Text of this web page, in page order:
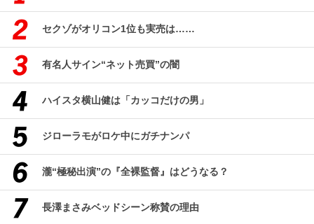
セクゾがオリコン1位も実売は……
有名人サイン“ネット売買”の闇
ハイスタ横山健は「カッコだけの男」
ジローラモがロケ中にガチナンパ
瀧“極秘出演”の『全裸監督』はどうなる？
長澤まさみベッドシーン称賛の理由